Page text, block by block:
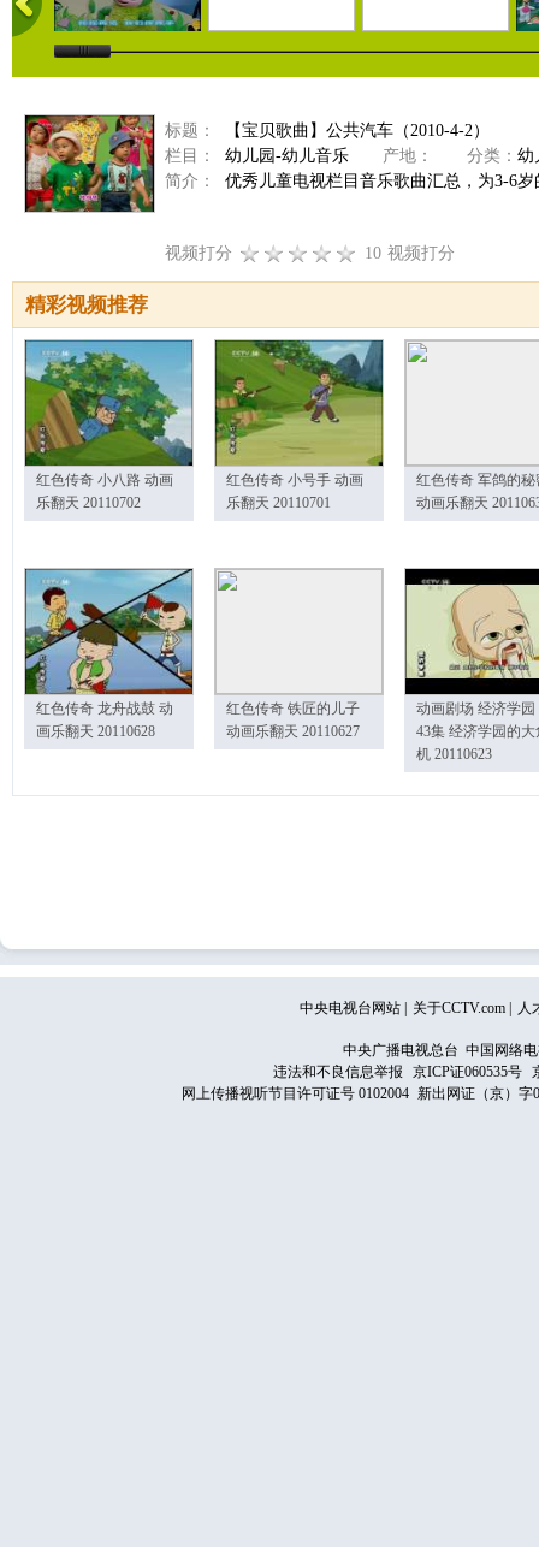
标题：
【宝贝歌曲】公共汽车（2010-4-2）
栏目：
幼儿园-幼儿音乐 产地： 分类： 幼
简介：
优秀儿童电视栏目音乐歌曲汇总，为3-6
视频打分 10 视频打分
精彩视频推荐
红色传奇 小八路 动画
乐翻天 20110702
红色传奇 小号手 动画
乐翻天 20110701
红色传奇 军鸽的秘
动画乐翻天
红色传奇 龙舟战鼓 动
画乐翻天 20110628
红色传奇 铁匠的儿子
动画乐翻天 20110627
动画剧场 经济学园
43集 经济学园的大
机 20110623
中央电视台网站 关于CCTV.com 人
中央广播电视总台 中国网络
违法和不良信息举报
京ICP证060535号
网上传播视听节目许可证号 0102004 新出网证（京）